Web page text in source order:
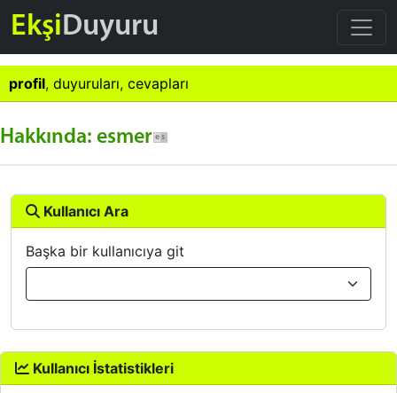
EkşiDuyuru
profil, duyuruları, cevapları
Hakkında: esmer
Kullanıcı Ara
Başka bir kullanıcıya git
Kullanıcı İstatistikleri